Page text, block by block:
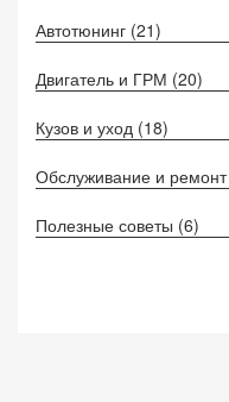
Автотюнинг (21)
Двигатель и ГРМ (20)
Кузов и уход (18)
Обслуживание и ремонт
Полезные советы (6)